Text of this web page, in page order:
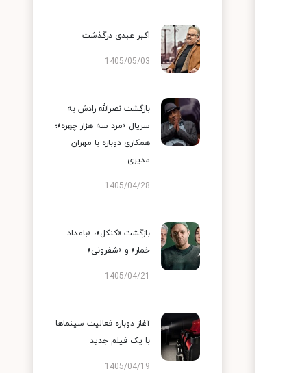
اکبر عبدی درگذشت
1405/05/03
بازگشت نصرالله رادش به
سریال «مرد سه هزار چهره»؛
همکاری دوباره با مهران
مدیری
1405/04/28
بازگشت «کنکل»، «بامداد
خمار» و «شفرونی»
1405/04/21
آغاز دوباره فعالیت سینماها
با یک فیلم جدید
1405/04/19